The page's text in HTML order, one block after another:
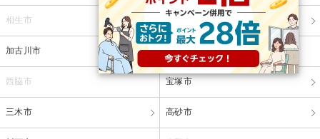
相生市 豊岡市
加古川市 赤穂市
西脇市 宝塚市
三木市 高砂市